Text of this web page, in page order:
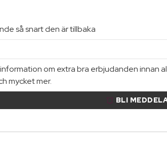
så snart den är tillbaka
om extra bra erbjudanden innan
mycket mer.
BLI